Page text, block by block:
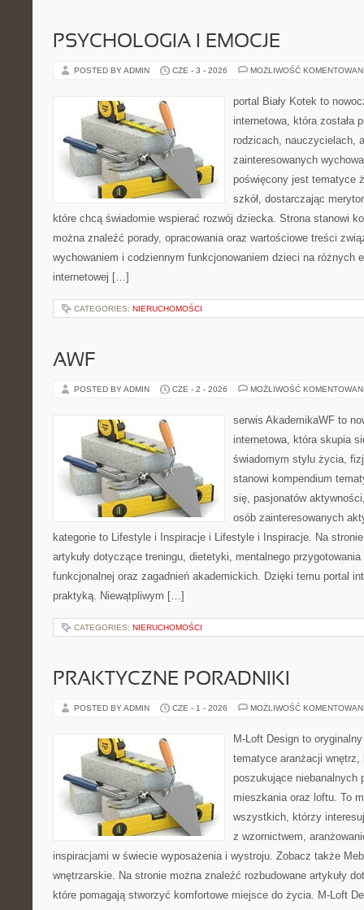
PSYCHOLOGIA I EMOCJE
POSTED BY ADMIN CZE - 3 - 2026 MOŻLIWOŚĆ
portal Biały Kotek to
internetowa, która została
rodzicach, nauczycielach,
zainteresowanych
poświęcony jest tematyce
szkół, dostarczając
które chcą świadomie wspierać rozwój dziecka. Strona stanowi
można znaleźć porady, opracowania oraz wartościowe treści
wychowaniem i codziennym funkcjonowaniem dzieci na różnych
internetowej […]
CATEGORIES: NIERUCHOMOŚCI
AWF
POSTED BY ADMIN CZE - 2 - 2026 MOŻLIWOŚĆ
serwis AkademikaWF to
internetowa, która skupia
świadomym stylu życia,
stanowi kompendium
się, pasjonatów
osób zainteresowanych
kategorie to Lifestyle i Inspiracje i Lifestyle i Inspiracje. Na
artykuły dotyczące treningu, dietetyki, mentalnego
funkcjonalnej oraz zagadnień akademickich. Dzięki temu portal
praktyką. Niewątpliwym […]
CATEGORIES: NIERUCHOMOŚCI
PRAKTYCZNE PORADNIKI
POSTED BY ADMIN CZE - 1 - 2026 MOŻLIWOŚĆ
M-Loft Design to
tematyce aranżacji
poszukujące niebanalnych
mieszkania oraz loftu. To
wszystkich, którzy
z wzornictwem,
inspiracjami w świecie wyposażenia i wystroju. Zobacz także
wnętrzarskie. Na stronie można znaleźć rozbudowane artykuły
które pomagają stworzyć komfortowe miejsce do życia. M-Loft